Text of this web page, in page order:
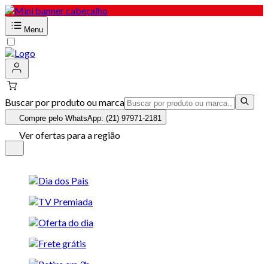
Menu
Buscar por produto ou marca
Compre pelo WhatsApp: (21) 97971-2181
Ver ofertas para a região